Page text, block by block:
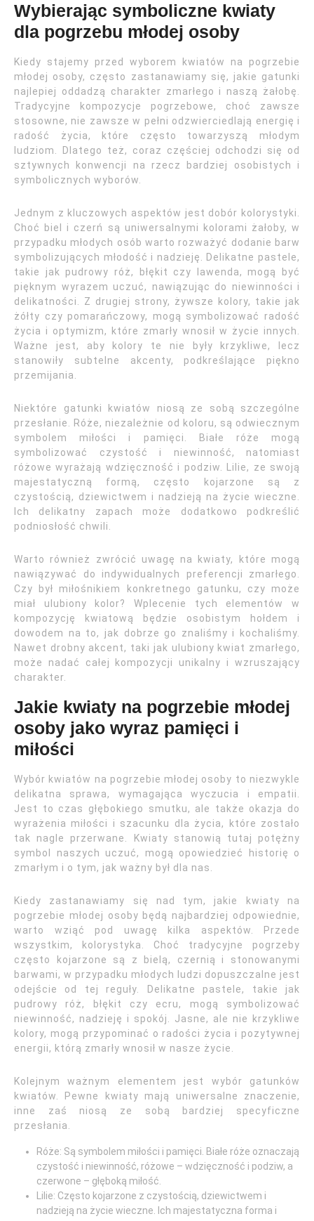
Wybierając symboliczne kwiaty
dla pogrzebu młodej osoby
Kiedy stajemy przed wyborem kwiatów na pogrzebie
młodej osoby, często zastanawiamy się, jakie gatunki
najlepiej oddadzą charakter zmarłego i naszą żałobę.
Tradycyjne kompozycje pogrzebowe, choć zawsze
stosowne, nie zawsze w pełni odzwierciedlają energię i
radość życia, które często towarzyszą młodym
ludziom. Dlatego też, coraz częściej odchodzi się od
sztywnych konwencji na rzecz bardziej osobistych i
symbolicznych wyborów.
Jednym z kluczowych aspektów jest dobór kolorystyki.
Choć biel i czerń są uniwersalnymi kolorami żałoby, w
przypadku młodych osób warto rozważyć dodanie barw
symbolizujących młodość i nadzieję. Delikatne pastele,
takie jak pudrowy róż, błękit czy lawenda, mogą być
pięknym wyrazem uczuć, nawiązując do niewinności i
delikatności. Z drugiej strony, żywsze kolory, takie jak
żółty czy pomarańczowy, mogą symbolizować radość
życia i optymizm, które zmarły wnosił w życie innych.
Ważne jest, aby kolory te nie były krzykliwe, lecz
stanowiły subtelne akcenty, podkreślające piękno
przemijania.
Niektóre gatunki kwiatów niosą ze sobą szczególne
przesłanie. Róże, niezależnie od koloru, są odwiecznym
symbolem miłości i pamięci. Białe róże mogą
symbolizować czystość i niewinność, natomiast
różowe wyrażają wdzięczność i podziw. Lilie, ze swoją
majestatyczną formą, często kojarzone są z
czystością, dziewictwem i nadzieją na życie wieczne.
Ich delikatny zapach może dodatkowo podkreślić
podniosłość chwili.
Warto również zwrócić uwagę na kwiaty, które mogą
nawiązywać do indywidualnych preferencji zmarłego.
Czy był miłośnikiem konkretnego gatunku, czy może
miał ulubiony kolor? Wplecenie tych elementów w
kompozycję kwiatową będzie osobistym hołdem i
dowodem na to, jak dobrze go znaliśmy i kochaliśmy.
Nawet drobny akcent, taki jak ulubiony kwiat zmarłego,
może nadać całej kompozycji unikalny i wzruszający
charakter.
Jakie kwiaty na pogrzebie młodej
osoby jako wyraz pamięci i
miłości
Wybór kwiatów na pogrzebie młodej osoby to niezwykle
delikatna sprawa, wymagająca wyczucia i empatii.
Jest to czas głębokiego smutku, ale także okazja do
wyrażenia miłości i szacunku dla życia, które zostało
tak nagle przerwane. Kwiaty stanowią tutaj potężny
symbol naszych uczuć, mogą opowiedzieć historię o
zmarłym i o tym, jak ważny był dla nas.
Kiedy zastanawiamy się nad tym, jakie kwiaty na
pogrzebie młodej osoby będą najbardziej odpowiednie,
warto wziąć pod uwagę kilka aspektów. Przede
wszystkim, kolorystyka. Choć tradycyjne pogrzeby
często kojarzone są z bielą, czernią i stonowanymi
barwami, w przypadku młodych ludzi dopuszczalne jest
odejście od tej reguły. Delikatne pastele, takie jak
pudrowy róż, błękit czy ecru, mogą symbolizować
niewinność, nadzieję i spokój. Jasne, ale nie krzykliwe
kolory, mogą przypominać o radości życia i pozytywnej
energii, którą zmarły wnosił w nasze życie.
Kolejnym ważnym elementem jest wybór gatunków
kwiatów. Pewne kwiaty mają uniwersalne znaczenie,
inne zaś niosą ze sobą bardziej specyficzne
przesłania.
Róże: Są symbolem miłości i pamięci. Białe róże oznaczają
czystość i niewinność, różowe – wdzięczność i podziw, a
czerwone – głęboką miłość.
Lilie: Często kojarzone z czystością, dziewictwem i
nadzieją na życie wieczne. Ich majestatyczna forma i